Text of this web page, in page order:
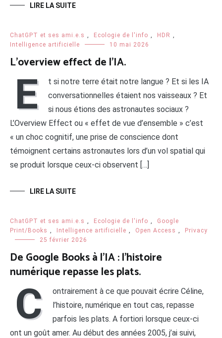
LIRE LA SUITE
ChatGPT et ses ami.e.s Ecologie de l'info HDR
Intelligence artificielle
10 mai 2026
L’overview effect de l’IA.
E
t si notre terre était notre langue ? Et si les IA
conversationnelles étaient nos vaisseaux ? Et
si nous étions des astronautes sociaux ?
L’Overview Effect ou « effet de vue d’ensemble » c’est
« un choc cognitif, une prise de conscience dont
témoignent certains astronautes lors d’un vol spatial qui
se produit lorsque ceux-ci observent […]
LIRE LA SUITE
ChatGPT et ses ami.e.s Ecologie de l'info
Google
Print/Books
Intelligence artificielle Open Access
Privacy
25 février 2026
De Google Books à l’IA : l’histoire
numérique repasse les plats.
C
ontrairement à ce que pouvait écrire Céline,
l’histoire, numérique en tout cas, repasse
parfois les plats. A fortiori lorsque ceux-ci
ont un goût amer. Au début des années 2005, j’ai suivi,